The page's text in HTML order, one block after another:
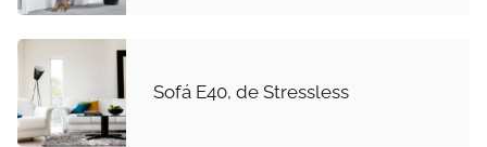
Sofá E40, de Stressless